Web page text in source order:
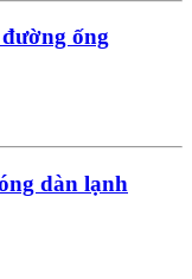
ống
dàn lạnh